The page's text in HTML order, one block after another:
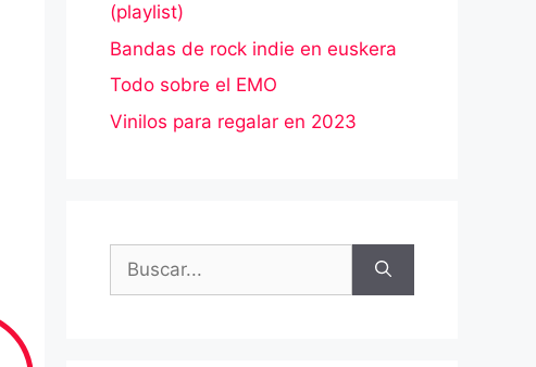
(playlist)
Bandas de rock indie en euskera
Todo sobre el EMO
Vinilos para regalar en 2023